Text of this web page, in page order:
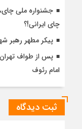
جشنواره ملی
چای ایرانی!؟
پیکر مطهر رهبر
پس از طواف
امام رئوف
ثبت دیدگاه